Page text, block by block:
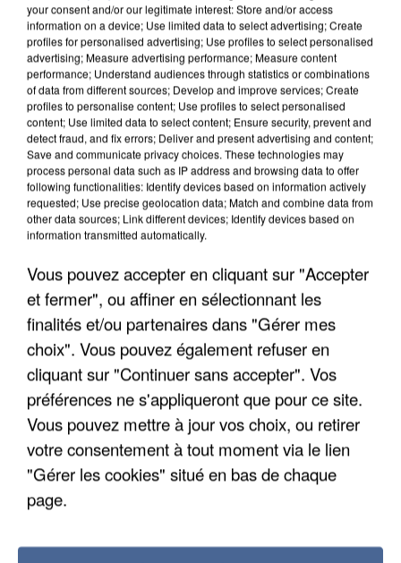
UN SECOND CADRE DE LA DZ MAFIA
your consent and/or our legitimate interest: Store and/or access
information on a device; Use limited data to select advertising; Create
profiles for personalised advertising; Use profiles to select personalised
advertising; Measure advertising performance; Measure content
performance; Understand audiences through statistics or combinations
of data from different sources; Develop and improve services; Create
profiles to personalise content; Use profiles to select personalised
content; Use limited data to select content; Ensure security, prevent and
detect fraud, and fix errors; Deliver and present advertising and content;
Save and communicate privacy choices. These technologies may
process personal data such as IP address and browsing data to offer
following functionalities: Identify devices based on information actively
requested; Use precise geolocation data; Match and combine data from
other data sources; Link different devices; Identify devices based on
information transmitted automatically.
Vous pouvez accepter en cliquant sur "Accepter
et fermer", ou affiner en sélectionnant les
finalités et/ou partenaires dans "Gérer mes
choix". Vous pouvez également refuser en
cliquant sur "Continuer sans accepter". Vos
préférences ne s'appliqueront que pour ce site.
Vous pouvez mettre à jour vos choix, ou retirer
votre consentement à tout moment via le lien
"Gérer les cookies" situé en bas de chaque
page.